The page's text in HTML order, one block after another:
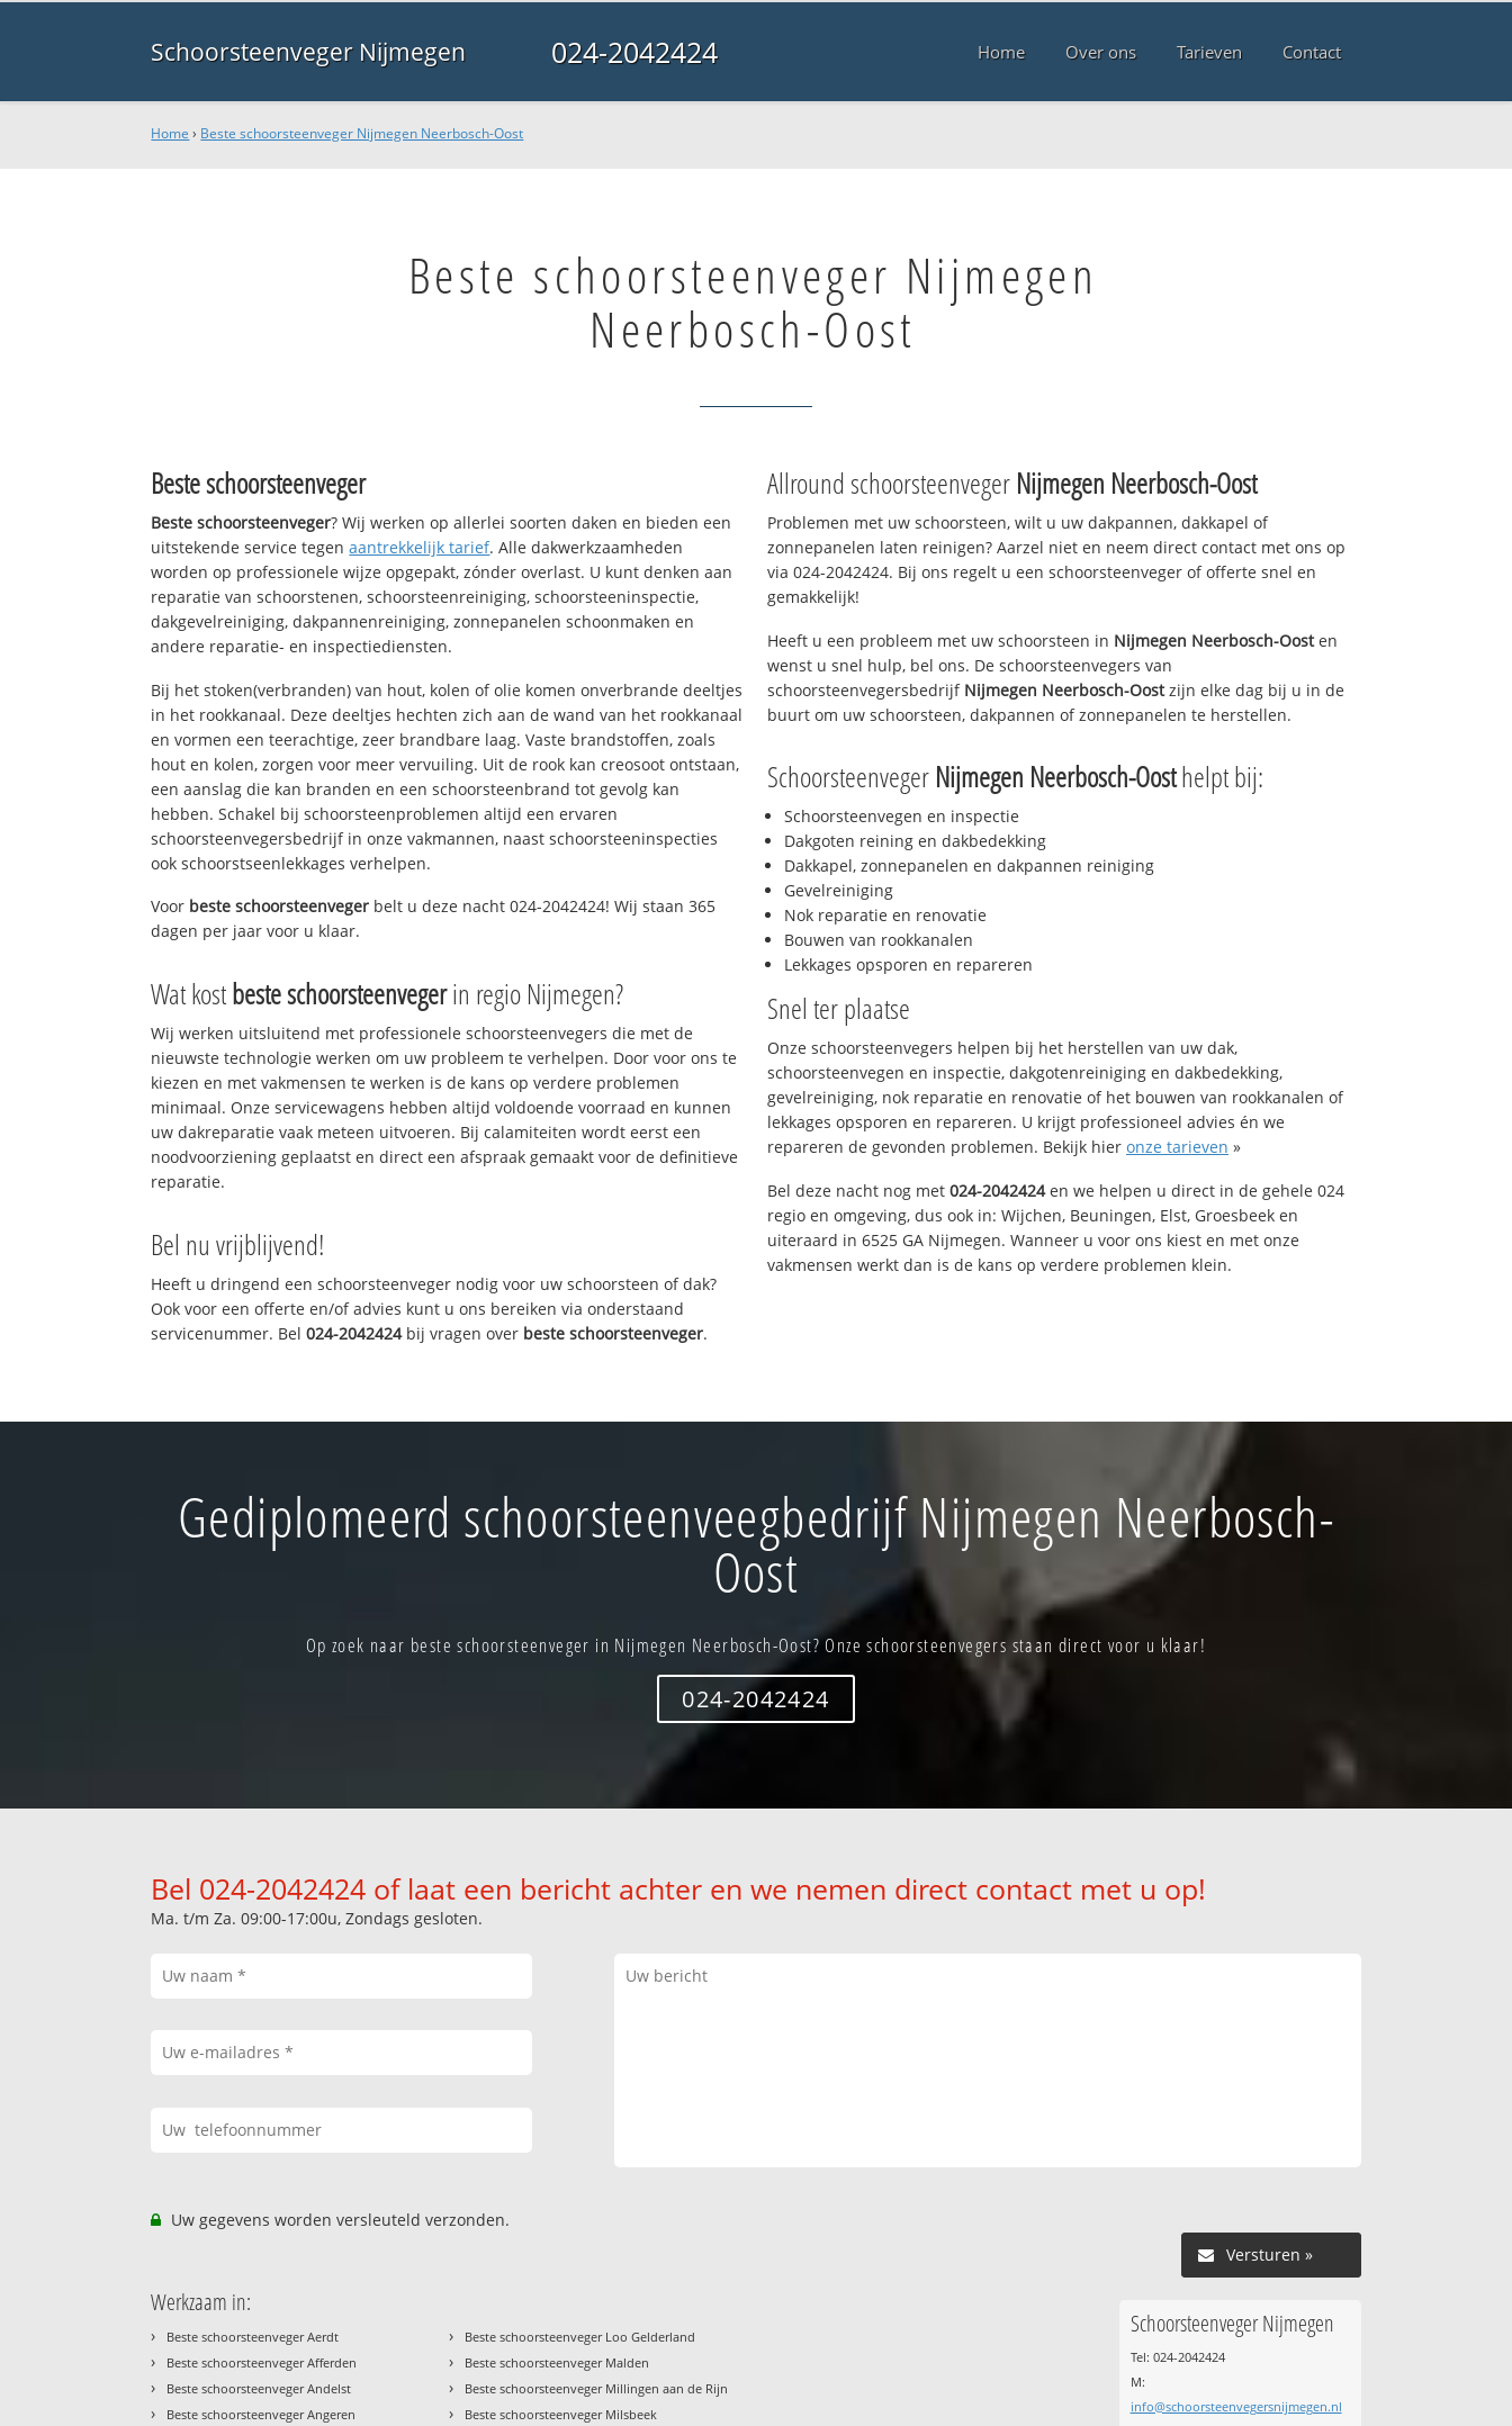
Schoorsteenveger Nijmegen 024-2042424 Home Over ons Tarieven Contact
Home › Beste schoorsteenveger Nijmegen Neerbosch-Oost
Beste schoorsteenveger Nijmegen
Neerbosch-Oost
Beste schoorsteenveger
Beste schoorsteenveger? Wij werken op allerlei soorten daken en bieden een
uitstekende service tegenaantrekkelijk tarief. Alle dakwerkzaamheden
worden op professionele wijze opgepakt, zónder overlast. U kunt denken aan
reparatie van schoorstenen, schoorsteenreiniging, schoorsteeninspectie,
dakgevelreiniging, dakpannenreiniging, zonnepanelen schoonmaken en
andere reparatie- en inspectiediensten.
Bij het stoken(verbranden) van hout, kolen of olie komen onverbrande deeltjes
in het rookkanaal. Deze deeltjes hechten zich aan de wand van het rookkanaal
en vormen een teerachtige, zeer brandbare laag. Vaste brandstoffen, zoals
hout en kolen, zorgen voor meer vervuiling. Uit de rook kan creosoot ontstaan,
een aanslag die kan branden en een schoorsteenbrand tot gevolg kan
hebben. Schakel bij schoorsteenproblemen altijd een ervaren
schoorsteenvegersbedrijf in onze vakmannen, naast schoorsteeninspecties
ook schoorstseenlekkages verhelpen.
Voor beste schoorsteenveger belt u deze nacht 024-2042424! Wij staan 365
dagen per jaar voor u klaar.
Wat kostbeste schoorsteenvegerin regio Nijmegen?
Wij werken uitsluitend met professionele schoorsteenvegers die met de
nieuwste technologie werken om uw probleem te verhelpen. Door voor ons te
kiezen en met vakmensen te werken is de kans op verdere problemen
minimaal. Onze servicewagens hebben altijd voldoende voorraad en kunnen
uw dakreparatie vaak meteen uitvoeren. Bij calamiteiten wordt eerst een
noodvoorziening geplaatst en direct een afspraak gemaakt voor de definitieve
reparatie.
Bel nu vrijblijvend!
Heeft u dringend een schoorsteenveger nodig voor uw schoorsteen of dak?
Ook voor een offerte en/of advies kunt u ons bereiken via onderstaand
servicenummer. Bel024-2042424bij vragen over beste schoorsteenveger.
Allround schoorsteenveger Nijmegen Neerbosch-Oost
Problemen met uw schoorsteen, wilt u uw dakpannen, dakkapel of
zonnepanelen laten reinigen? Aarzel niet en neem direct contact met ons op
via 024-2042424. Bij ons regelt u een schoorsteenveger of offerte snel en
gemakkelijk!
Heeft u een probleem met uw schoorsteen in Nijmegen Neerbosch-Oosten
wenst u snel hulp, bel ons. De schoorsteenvegers van
schoorsteenvegersbedrijf Nijmegen Neerbosch-Oostzijn elke dag bij u in de
buurt om uw schoorsteen, dakpannen of zonnepanelen te herstellen.
Schoorsteenveger Nijmegen Neerbosch-Oosthelpt bij:
Schoorsteenvegen en inspectie
Dakgoten reining en dakbedekking
Dakkapel, zonnepanelen en dakpannen reiniging
Gevelreiniging
Nok reparatie en renovatie
Bouwen van rookkanalen
Lekkages opsporen en repareren
Snel ter plaatse
Onze schoorsteenvegers helpen bij het herstellen van uw dak,
schoorsteenvegen en inspectie, dakgotenreiniging en dakbedekking,
gevelreiniging, nok reparatie en renovatie of het bouwen van rookkanalen of
lekkages opsporen en repareren. U krijgt professioneel advies én we
repareren de gevonden problemen. Bekijk hier onze tarieven »
Bel deze nacht nog met 024-2042424en we helpen u direct in de gehele 024
regio en omgeving, dus ook in: Wijchen, Beuningen, Elst, Groesbeek en
uiteraard in 6525 GA Nijmegen. Wanneer u voor ons kiest en met onze
vakmensen werkt dan is de kans op verdere problemen klein.
Gediplomeerd schoorsteenveegbedrijf Nijmegen Neerbosch-
Oost
Op zoek naar beste schoorsteenveger in Nijmegen Neerbosch-Oost? Onze schoorsteenvegers staan direct voor u klaar!
024-2042424
Bel 024-2042424 of laat een bericht achter en we nemen direct contact met u op!
Ma. t/m Za. 09:00-17:00u, Zondags gesloten.
Uw gegevens worden versleuteld verzonden.
Versturen »
Werkzaam in:
› Beste schoorsteenveger Aerdt
› Beste schoorsteenveger Afferden
› Beste schoorsteenveger Andelst
› Beste schoorsteenveger Angeren
› Beste schoorsteenveger Loo Gelderland
› Beste schoorsteenveger Malden
› Beste schoorsteenveger Millingen aan de Rijn
› Beste schoorsteenveger Milsbeek
Schoorsteenveger Nijmegen
Tel: 024-2042424
M:
info@schoorsteenvegersnijmegen.nl